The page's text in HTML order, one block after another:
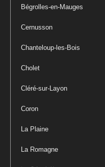
Bégrolles-en-Mauges
Cernusson
Chanteloup-les-Bois
Cholet
Cléré-sur-Layon
Coron
La Plaine
La Romagne